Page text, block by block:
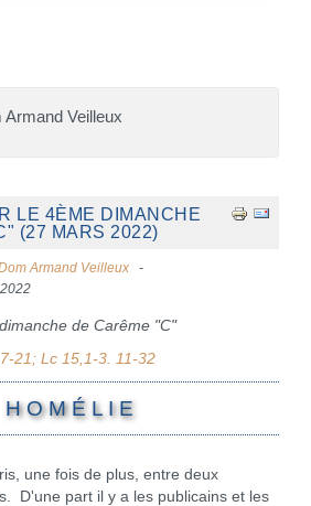
Veilleux
LE 4ÈME DIMANCHE
(27 MARS 2022)
Armand Veilleux
dimanche de Carême "C"
21; Lc 15,1-3. 11-32
H O M É L I E
une fois de plus, entre deux
D'une part il y a les publicains et les